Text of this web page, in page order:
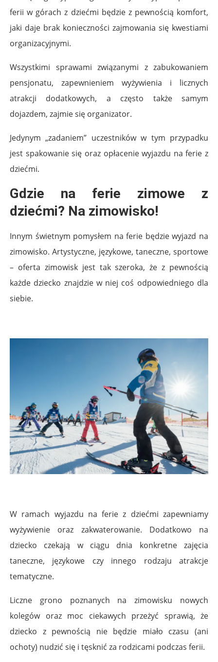
ferii w górach z dziećmi będzie z pewnością komfort,
jaki daje brak konieczności zajmowania się kwestiami
organizacyjnymi.
Wszystkimi sprawami związanymi z zabukowaniem
pensjonatu, zapewnieniem wyżywienia i licznych
atrakcji dodatkowych, a często także samym
dojazdem, zajmie się organizator.
Jedynym „zadaniem” uczestników w tym przypadku
jest spakowanie się oraz opłacenie wyjazdu na ferie z
dziećmi.
Gdzie na ferie zimowe z
dziećmi? Na zimowisko!
Innym świetnym pomysłem na ferie będzie wyjazd na
zimowisko. Artystyczne, językowe, taneczne, sportowe
– oferta zimowisk jest tak szeroka, że z pewnością
każde dziecko znajdzie w niej coś odpowiedniego dla
siebie.
W ramach wyjazdu na ferie z dziećmi zapewniamy
wyżywienie oraz zakwaterowanie. Dodatkowo na
dziecko czekają w ciągu dnia konkretne zajęcia
taneczne, językowe czy innego rodzaju atrakcje
tematyczne.
Liczne grono poznanych na zimowisku nowych
kolegów oraz moc ciekawych przeżyć sprawią, że
dziecko z pewnością nie będzie miało czasu (ani
ochoty) nudzić się i tęsknić za rodzicami podczas ferii.